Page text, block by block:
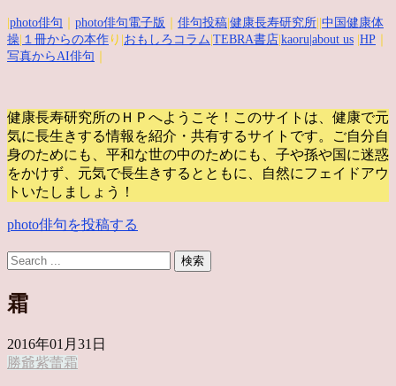
photo俳句 photo俳句電子版 俳句投稿 健康長寿研究所 中国健康体
操 １冊からの本作 り| おもしろコラム TEBRA書店 kaoru |about us HP
写真からAI俳句
健康長寿研究所のＨＰへようこそ！このサイトは、健康で元
気に長生きする情報を紹介・共有するサイトです。
ご自分自
身のためにも、平和な世の中のためにも、子や孫や国に迷惑
をかけず、元気で長生きするとともに、自然にフェイドアウ
トいたしましょう！
photo俳句を投稿する
霜
2016年01月31日
勝爺紫蕾霜